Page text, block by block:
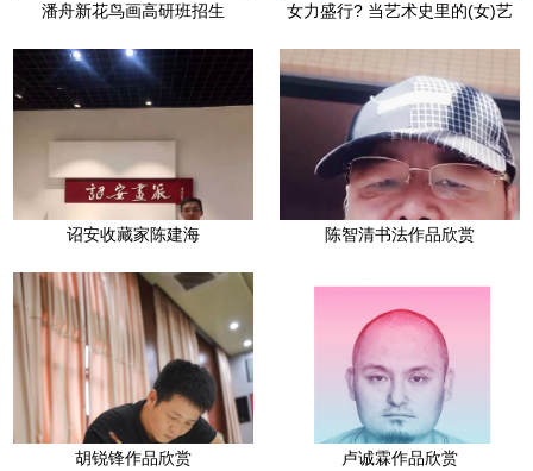
潘舟新花鸟画高研班招生
女力盛行? 当艺术史里的(女)艺
诏安收藏家陈建海 陈智清书法作品欣赏
胡锐锋作品欣赏 卢诚霖作品欣赏